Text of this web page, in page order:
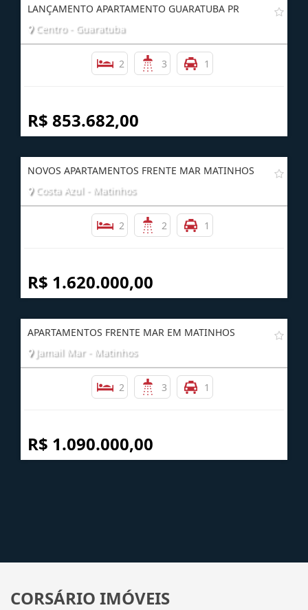
LANÇAMENTO APARTAMENTO GUARATUBA PR
Centro - Guaratuba
2 3 1
R$ 853.682,00
NOVOS APARTAMENTOS FRENTE MAR MATINHOS
Costa Azul - Matinhos
2 2 1
R$ 1.620.000,00
APARTAMENTOS FRENTE MAR EM MATINHOS
Jamail Mar - Matinhos
2 3 1
R$ 1.090.000,00
CORSÁRIO IMÓVEIS